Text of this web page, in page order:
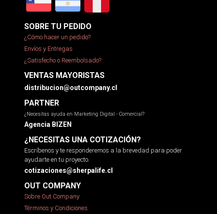
SOBRE TU PEDIDO
¿Cómo hacer un pedido?
Envíos y Entregas
¿Satisfecho o Reembolsado?
VENTAS MAYORISTAS
distribucion@outcompany.cl
PARTNER
¿Necesitas ayuda en Marketing Digital - Comercial?
Agencia BIZEN
¿NECESITAS UNA COTIZACIÓN?
Escríbenos y te responderemos a la brevedad para poder
ayudarte en tu proyecto.
cotizaciones@sherpalife.cl
OUT COMPANY
Sobre Out Company
Términos y Condiciones